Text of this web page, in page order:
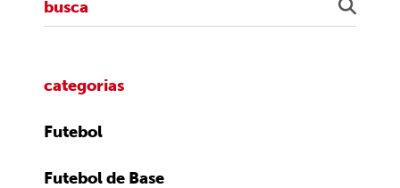
categorias
Futebol
Futebol de Base